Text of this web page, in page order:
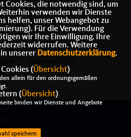
-
Cookies, die notwendig sind, um
verwenden wir Dienste
helfen, unser Webangebot zu
Für die Verwendung
wir Ihre Einwilligung. Ihre
widerrufen. Weitere
unserer Datenschutzerklärung.
(Übersicht)
allein für den ordnungsgemäßen
(Übersicht)
binden wir Dienste und Angebote
speichern